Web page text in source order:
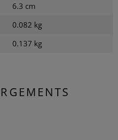
6.3 cm
0.082 kg
0.137 kg